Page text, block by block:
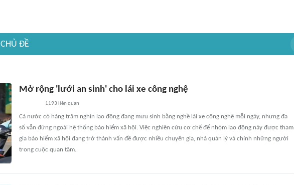
CHỦ ĐỀ
Mở rộng 'lưới an sinh' cho lái xe công nghệ
1193 liên quan
Cả nước có hàng trăm nghìn lao động đang mưu sinh bằng nghề lái xe công nghệ mỗi ngày, nhưng đa
số vẫn đứng ngoài hệ thống bảo hiểm xã hội. Việc nghiên cứu cơ chế để nhóm lao động này được tham
gia bảo hiểm xã hội đang trở thành vấn đề được nhiều chuyên gia, nhà quản lý và chính những người
trong cuộc quan tâm.